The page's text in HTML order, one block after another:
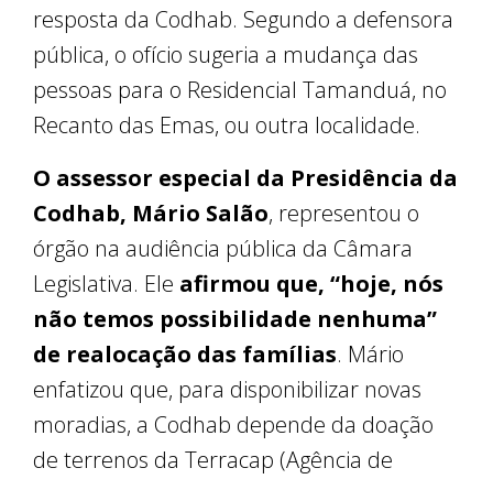
resposta da Codhab. Segundo a defensora
pública, o ofício sugeria a mudança das
pessoas para o Residencial Tamanduá, no
Recanto das Emas, ou outra localidade.
O assessor especial da Presidência da
Codhab, Mário Salão, representou o
órgão na audiência pública da Câmara
Legislativa. Ele afirmou que, “hoje, nós
não temos possibilidade nenhuma”
de realocação das famílias. Mário
enfatizou que, para disponibilizar novas
moradias, a Codhab depende da doação
de terrenos da Terracap (Agência de